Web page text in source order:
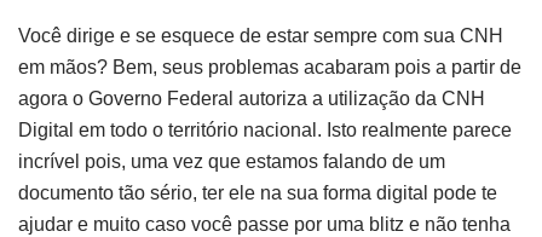
Você dirige e se esquece de estar sempre com sua CNH
em mãos? Bem, seus problemas acabaram pois a partir de
agora o Governo Federal autoriza a utilização da CNH
Digital em todo o território nacional. Isto realmente parece
incrível pois, uma vez que estamos falando de um
documento tão sério, ter ele na sua forma digital pode te
ajudar e muito caso você passe por uma blitz e não tenha